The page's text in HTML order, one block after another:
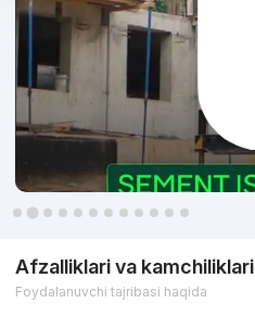
Afzalliklari va kamchiliklari
Foydalanuvchi tajribasi haqida